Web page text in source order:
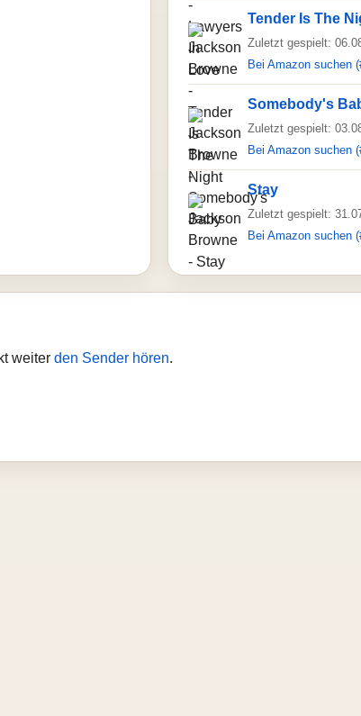
Tender Is The
Zuletzt gespielt:
Bei Amazon suchen
Somebody's
Zuletzt gespielt:
Bei Amazon suchen
Stay
Zuletzt gespielt:
Bei Amazon suchen
weiter den Sender hören.